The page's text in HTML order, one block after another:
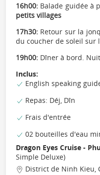
16h00: Balade guidée à
petits villages
17h30: Retour sur la
du coucher de soleil sur
19h00: Dîner à bord.
Inclus:
English speaking
Repas: Déj, Dîn
Frais d'entrée
02 bouteilles d'eau
Dragon Eyes Cruise -
Simple Deluxe)
District de Ninh Kieu,